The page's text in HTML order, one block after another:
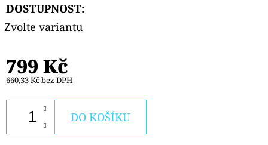
DOSTUPNOST:
Zvolte variantu
799 Kč
660,33 Kč bez DPH
DO KOŠÍKU